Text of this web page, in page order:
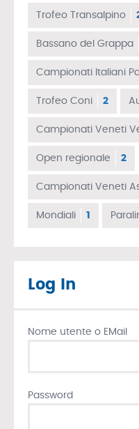
Trofeo Transalpino
Bassano del Grappa
Campionati Italiani
Trofeo Coni 2
Campionati Veneti
Open regionale 2
Campionati Veneti
Mondiali 1
Log In
Nome utente o EMail
Password